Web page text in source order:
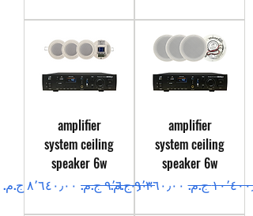
amplifier
system ceiling
speaker 6w
عادي
سعر البيع
amplifier
system ceiling
speaker 6w
سعر عادي
سعر البيع